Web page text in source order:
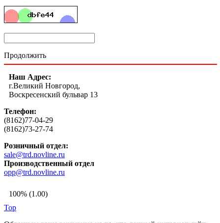
Продолжить
Наш Адрес:
г.Великий Новгород,
Воскресенский бульвар 13
Телефон:
(8162)77-04-29
(8162)73-27-74
Розничный отдел:
sale@trd.novline.ru
Производственный отдел
opp@trd.novline.ru
100% (1.00)
Top